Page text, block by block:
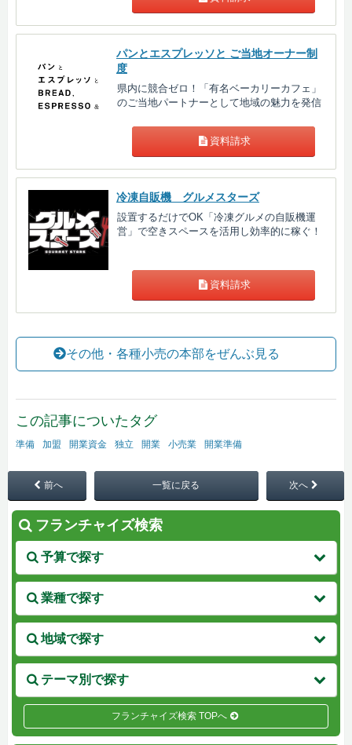
パンとエスプレッソと ご当地オーナー制
度
県内に競合ゼロ！「有名ベーカリーカフェ」
のご当地パートナーとして地域の魅力を発信
資料請求
冷凍自販機 グルメスターズ
設置するだけでOK「冷凍グルメの自販機運
営」で空きスペースを活用し効率的に稼ぐ！
資料請求
その他・各種小売の本部をぜんぶ見る
この記事についたタグ
準備 加盟 開業資金 独立 開業 小売業 開業準備
前へ 一覧に戻る 次へ
フランチャイズ検索
予算で探す
業種で探す
地域で探す
テーマ別で探す
フランチャイズ検索 TOPへ